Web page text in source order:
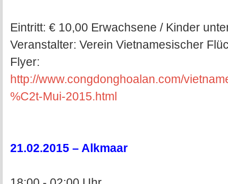
Eintritt: € 10,00 Erwachsene / Kinder
Veranstalter: Verein Vietnamesischer
Flyer:
http://www.congdonghoalan.com/
%C2t-Mui-2015.html
21.02.2015 – Alkmaar